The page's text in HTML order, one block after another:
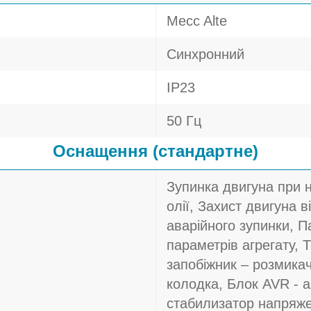
Mecc Alte
Синхронний
IP23
50 Гц
Оснащення (стандартне)
Зупинка двигуна при
олії, Захист двигуна
аварійного зупинки,
параметрів агрегату,
запобіжник –
колодка, Блок AVR -
стабилизатор